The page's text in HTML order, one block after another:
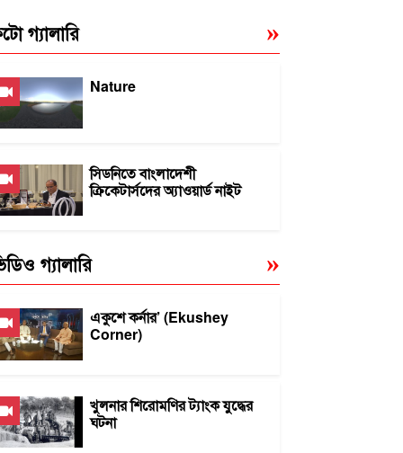
গ্যালারি
Nature
সিডনিতে বাংলাদেশী
ক্রিকেটার্সদের অ্যাওয়ার্ড নাইট
গ্যালারি
একুশে কর্নার’ (Ekushey
Corner)
খুলনার শিরোমণির ট্যাংক যুদ্ধের
ঘটনা